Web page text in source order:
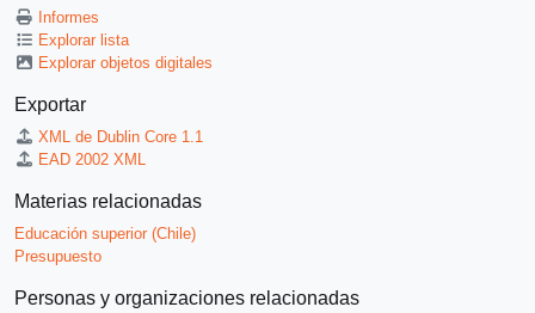
Informes
Explorar lista
Explorar objetos digitales
Exportar
XML de Dublin Core 1.1
EAD 2002 XML
Materias relacionadas
Educación superior (Chile)
Presupuesto
Personas y organizaciones relacionadas